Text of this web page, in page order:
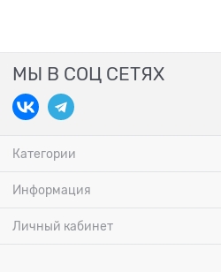
МЫ В СОЦ СЕТЯХ
Категории
Информация
Личный кабинет